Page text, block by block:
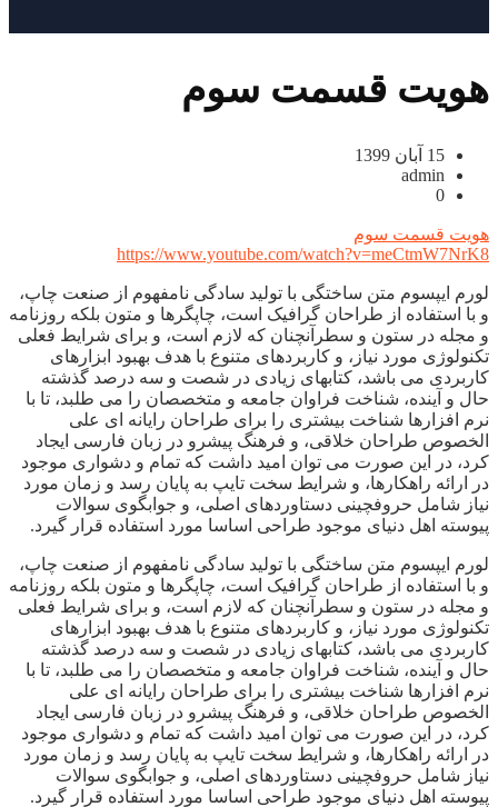
هویت قسمت سوم
15 آبان 1399
admin
0
هویت قسمت سوم
https://www.youtube.com/watch?v=meCtmW7NrK8
لورم ایپسوم متن ساختگی با تولید سادگی نامفهوم از صنعت چاپ،
و با استفاده از طراحان گرافیک است، چاپگرها و متون بلکه روزنامه
و مجله در ستون و سطرآنچنان که لازم است، و برای شرایط فعلی
تکنولوژی مورد نیاز، و کاربردهای متنوع با هدف بهبود ابزارهای
کاربردی می باشد، کتابهای زیادی در شصت و سه درصد گذشته
حال و آینده، شناخت فراوان جامعه و متخصصان را می طلبد، تا با
نرم افزارها شناخت بیشتری را برای طراحان رایانه ای علی
الخصوص طراحان خلاقی، و فرهنگ پیشرو در زبان فارسی ایجاد
کرد، در این صورت می توان امید داشت که تمام و دشواری موجود
در ارائه راهکارها، و شرایط سخت تایپ به پایان رسد و زمان مورد
نیاز شامل حروفچینی دستاوردهای اصلی، و جوابگوی سوالات
پیوسته اهل دنیای موجود طراحی اساسا مورد استفاده قرار گیرد.
لورم ایپسوم متن ساختگی با تولید سادگی نامفهوم از صنعت چاپ،
و با استفاده از طراحان گرافیک است، چاپگرها و متون بلکه روزنامه
و مجله در ستون و سطرآنچنان که لازم است، و برای شرایط فعلی
تکنولوژی مورد نیاز، و کاربردهای متنوع با هدف بهبود ابزارهای
کاربردی می باشد، کتابهای زیادی در شصت و سه درصد گذشته
حال و آینده، شناخت فراوان جامعه و متخصصان را می طلبد، تا با
نرم افزارها شناخت بیشتری را برای طراحان رایانه ای علی
الخصوص طراحان خلاقی، و فرهنگ پیشرو در زبان فارسی ایجاد
کرد، در این صورت می توان امید داشت که تمام و دشواری موجود
در ارائه راهکارها، و شرایط سخت تایپ به پایان رسد و زمان مورد
نیاز شامل حروفچینی دستاوردهای اصلی، و جوابگوی سوالات
پیوسته اهل دنیای موجود طراحی اساسا مورد استفاده قرار گیرد.